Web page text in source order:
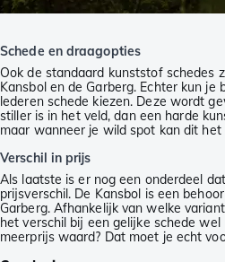
Schede en draagopties
Ook de standaard kunststof schedes
Kansbol en de Garberg. Echter kun je
lederen schede kiezen. Deze wordt
stiller is in het veld, dan een harde
maar wanneer je wild spot kan dit het
Verschil in prijs
Als laatste is er nog een onderdeel
prijsverschil. De Kansbol is een
Garberg. Afhankelijk van welke
het verschil bij een gelijke schede wel
meerprijs waard? Dat moet je echt